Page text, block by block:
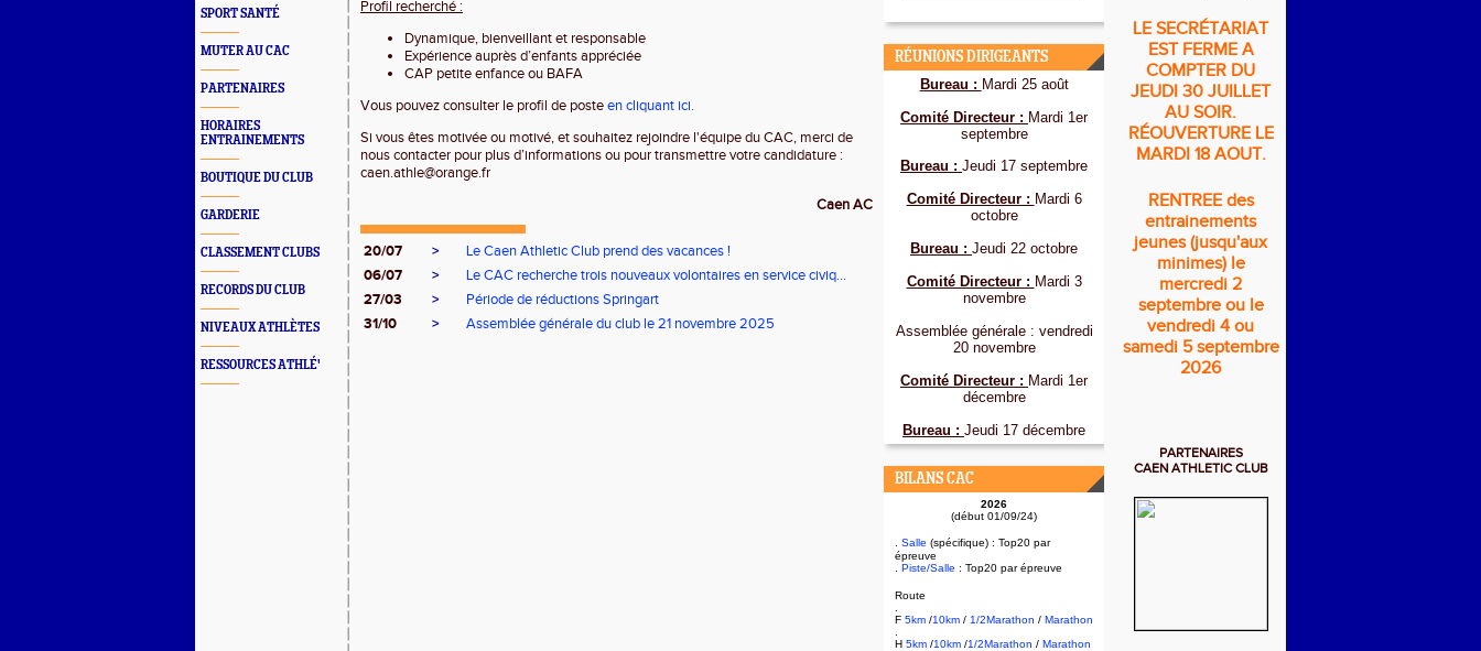
SPORT SANTÉ
MUTER AU CAC
PARTENAIRES
HORAIRES
ENTRAINEMENTS
BOUTIQUE DU CLUB
GARDERIE
CLASSEMENT CLUBS
RECORDS DU CLUB
NIVEAUX ATHLÈTES
RESSOURCES ATHLÉ'
Profil recherché :
Dynamique, bienveillant et responsable
Expérience auprès d’enfants appréciée
CAP petite enfance ou BAFA
Vous pouvez consulter le profil de posteen cliquant ici.
Si vous êtes motivée ou motivé, et souhaitez rejoindre l'équipe du CAC, merci de
nous contacter pour plus d’informations ou pour transmettre votre candidature :
caen.athle@orange.fr
Caen AC
20/07 >
Le Caen Athletic Club prend des vacances !
06/07
>
Le CAC recherche trois nouveaux volontaires en service civiq...
27/03
>
Période de réductions Springart
31/10
> Assemblée générale du club le 21 novembre 2025
RÉUNIONS DIRIGEANTS
Bureau : Mardi 25 août
Comité Directeur : Mardi 1er
septembre
Bureau : Jeudi 17 septembre
Comité Directeur : Mardi 6
octobre
Bureau : Jeudi 22 octobre
Comité Directeur : Mardi 3
novembre
Assemblée générale : vendredi
20 novembre
Comité Directeur : Mardi 1er
décembre
Bureau : Jeudi 17 décembre
BILANS CAC
2026
(début 01/09/24)
. Salle (spécifique) : Top20 par
épreuve
Piste/Salle : Top20 par épreuve
Route
F 5km /10km / 1/2Marathon / Marathon
H 5km /10km /1/2Marathon / Marathon
LE SECRÉTARIAT
EST FERME A
COMPTER DU
JEUDI 30 JUILLET
AU SOIR.
RÉOUVERTURE LE
MARDI 18 AOUT.
RENTREE des
entrainements
jeunes (jusqu'aux
minimes) le
mercredi 2
septembre ou le
vendredi 4 ou
samedi 5 septembre
2026
PARTENAIRES
CAEN ATHLETIC CLUB